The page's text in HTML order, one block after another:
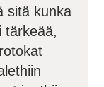
sitä kunka
tärkeää,